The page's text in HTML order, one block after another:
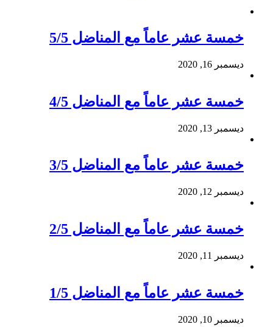
خمسة عشر عاماً مع المناضل 5/5
ديسمبر 16, 2020
خمسة عشر عاماً مع المناضل 4/5
ديسمبر 13, 2020
خمسة عشر عاماً مع المناضل 3/5
ديسمبر 12, 2020
خمسة عشر عاماً مع المناضل 2/5
ديسمبر 11, 2020
خمسة عشر عاماً مع المناضل 1/5
ديسمبر 10, 2020